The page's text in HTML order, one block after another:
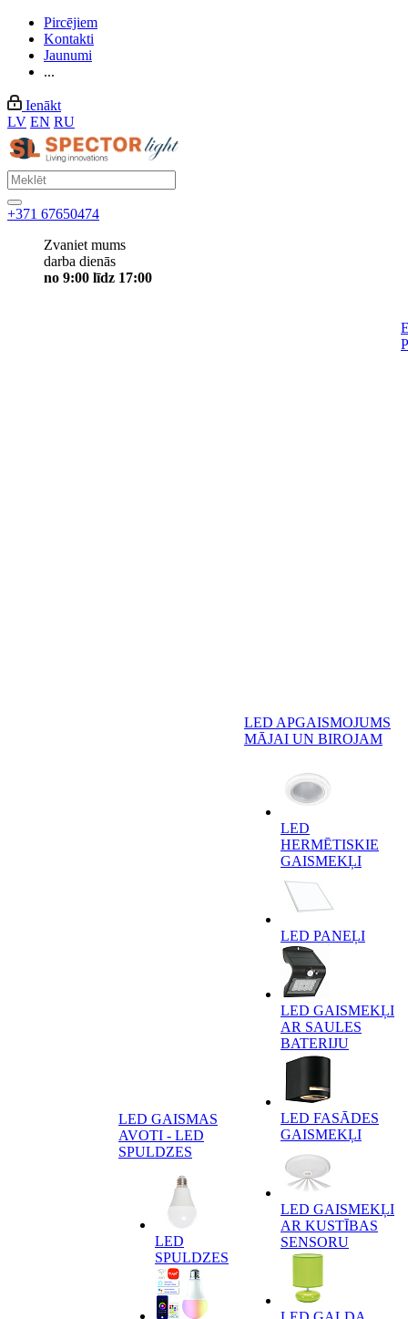
Pircējiem
Kontakti
Jaunumi
...
Ienākt
LV EN RU
+371 67650474
Zvaniet mums
darba dienās
no 9:00 līdz 17:00
LED GAISMAS
AVOTI - LED
SPULDZES
LED
SPULDZES
LED APGAISMOJUMS
MĀJAI UN BIROJAM
LED
HERMĒTISKIE
GAISMEKĻI
LED PANEĻI
LED GAISMEKĻI
AR SAULES
BATERIJU
LED FASĀDES
GAISMEKĻI
LED GAISMEKĻI
AR KUSTĪBAS
SENSORU